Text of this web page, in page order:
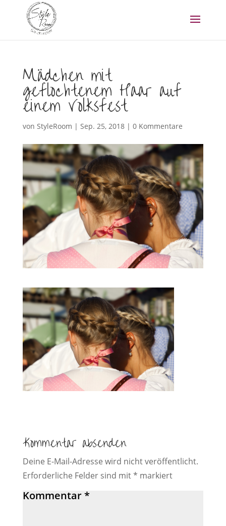
Mädchen mit
geflochtenem Haar auf
einem Volksfest
von StyleRoom | Sep. 25, 2018| 0 Kommentare
Kommentar absenden
Deine E-Mail-Adresse wird nicht veröffentlicht.
Erforderliche Felder sind mit* markiert